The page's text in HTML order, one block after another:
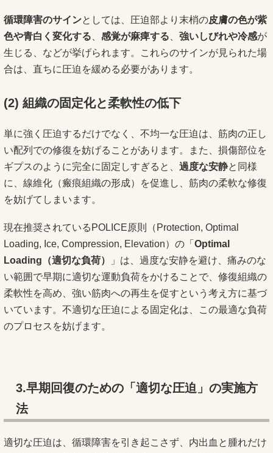
循環障害のサインとしては、圧迫部より末梢の皮膚の色が紫
色や青白く変化する
感覚が麻痺する 強いしびれや冷感が
生じる、などが挙げられます。これらのサインが見られた場
合は、直ちに圧迫を緩める必要があります。
(2) 組織の固定化と柔軟性の低下
単に強く圧迫するだけでなく、不均一な圧迫は、筋肉の正し
い配列での修復を妨げることがあります。また、損傷部位を
ギプスのように完全に固定しすぎると、 過度な安静と同様
に、線維化（瘢痕組織の形成）を促進し、筋肉の柔軟な修復
を妨げてしまいます。
現在推奨されているPOLICE原則（Protection, Optimal
Loading, Ice, Compression, Elevation）の「 Optimal
Loading（適切な負荷）
」は、過度な安静を避け、痛みのな
い範囲で早期に適切な運動負荷をかけることで、修復組織の
柔軟性を高め、強い筋肉への再生を促すという考え方に基づ
いています。不適切な圧迫による固定化は、この最適な負荷
のプロセスを妨げます。
3.早期回復のための「適切な圧迫」の実施方
法
適切な圧迫は、循環障害を引き起こさず、内出血と腫れだけ